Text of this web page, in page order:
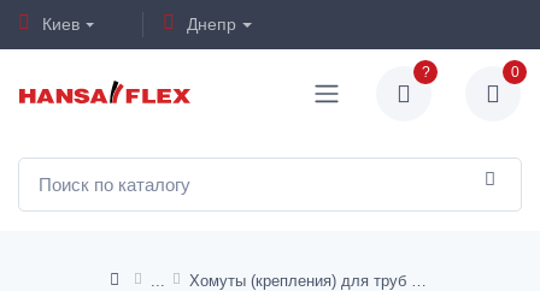
Киев Днепр
? 0